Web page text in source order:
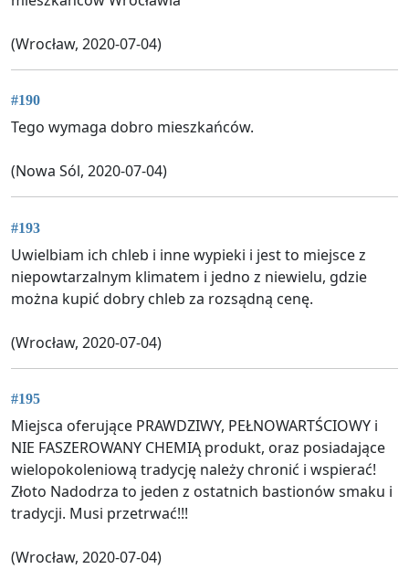
(Wrocław, 2020-07-04)
#190
Tego wymaga dobro mieszkańców.
(Nowa Sól, 2020-07-04)
#193
Uwielbiam ich chleb i inne wypieki i jest to miejsce z
niepowtarzalnym klimatem i jedno z niewielu, gdzie
można kupić dobry chleb za rozsądną cenę.
(Wrocław, 2020-07-04)
#195
Miejsca oferujące PRAWDZIWY, PEŁNOWARTŚCIOWY i
NIE FASZEROWANY CHEMIĄ produkt, oraz posiadające
wielopokoleniową tradycję należy chronić i wspierać!
Złoto Nadodrza to jeden z ostatnich bastionów smaku i
tradycji. Musi przetrwać!!!
(Wrocław, 2020-07-04)